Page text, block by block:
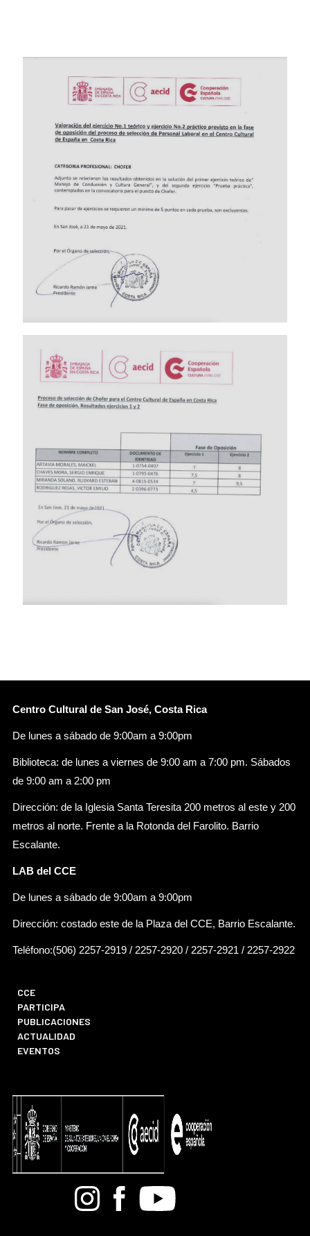
Centro Cultural de San José, Costa Rica
De lunes a sábado de 9:00am a 9:00pm
Biblioteca: de lunes a viernes de 9:00 am a 7:00 pm. Sábados
de 9:00 am a 2:00 pm
Dirección: de la Iglesia Santa Teresita 200 metros al este y 200
metros al norte. Frente a la Rotonda del Farolito. Barrio
Escalante.
LAB del CCE
De lunes a sábado de 9:00am a 9:00pm
Dirección: costado este de la Plaza del CCE, Barrio Escalante.
Teléfono:(506) 2257-2919 / 2257-2920 / 2257-2921 / 2257-2922
CCE
PARTICIPA
PUBLICACIONES
ACTUALIDAD
EVENTOS
BandcampInstagramFacebook
Youtube